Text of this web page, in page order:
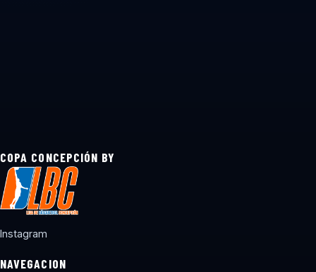
COPA CONCEPCIÓN BY
Instagram
NAVEGACION